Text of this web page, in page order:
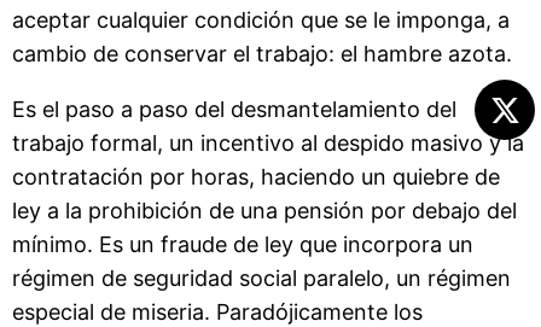
aceptar cualquier condición que se le imponga, a
cambio de conservar el trabajo: el hambre azota.
Es el paso a paso del desmantelamiento del
trabajo formal, un incentivo al despido masivo y la
contratación por horas, haciendo un quiebre de
ley a la prohibición de una pensión por debajo del
mínimo. Es un fraude de ley que incorpora un
régimen de seguridad social paralelo, un régimen
especial de miseria. Paradójicamente los